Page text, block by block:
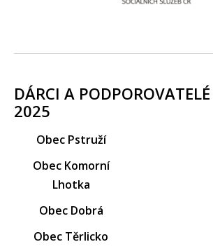
DÁRCI A PODPOROVATELÉ
2025
Obec Pstruží
Obec Komorní
Lhotka
Obec Dobrá
Obec Těrlicko